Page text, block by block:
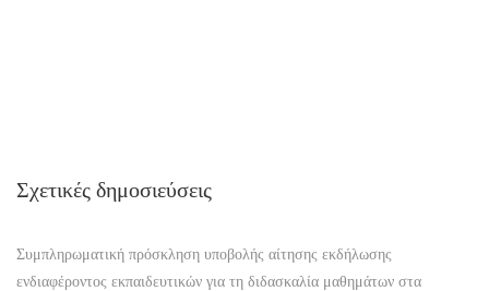
Σχετικές δημοσιεύσεις
Συμπληρωματική πρόσκληση υποβολής αίτησης εκδήλωσης
ενδιαφέροντος εκπαιδευτικών για τη διδασκαλία μαθημάτων στα